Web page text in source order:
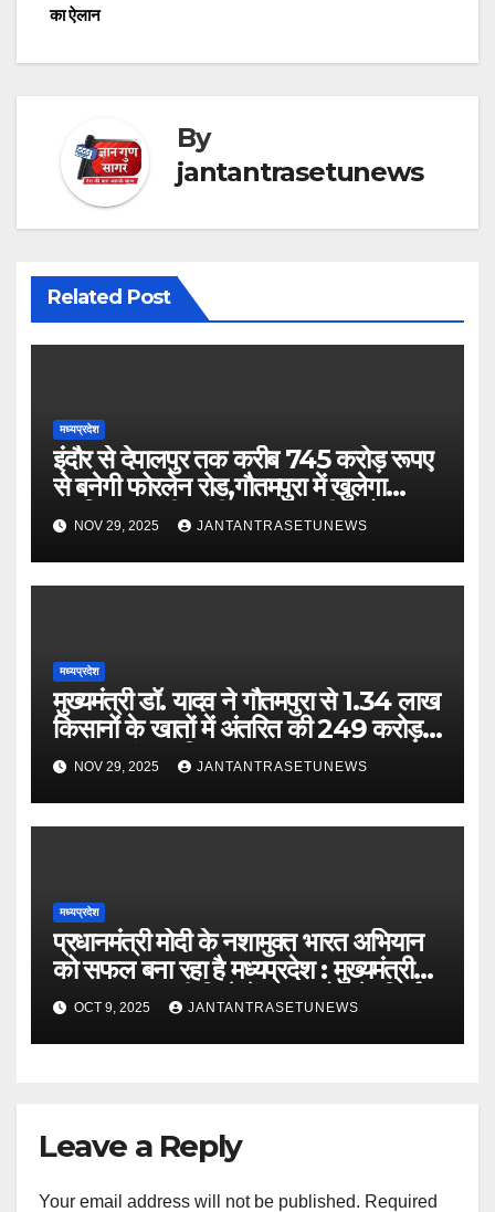
का ऐलान
By
jantantrasetunews
Related Post
मध्यप्रदेश
इंदौर से देपालपुर तक करीब 745 करोड़ रूपए
से बनेगी फोरलेन रोड,गौतमपुरा में खुलेगा
महाविद्यालय, पीएचसी अब सीएचसी में होगा
अपग्रेड
NOV 29, 2025 JANTANTRASETUNEWS
मध्यप्रदेश
मुख्यमंत्री डॉ. यादव ने गौतमपुरा से 1.34 लाख
किसानों के खातों में अंतरित की 249 करोड़
रूपए भावांतर राशि
NOV 29, 2025 JANTANTRASETUNEWS
मध्यप्रदेश
प्रधानमंत्री मोदी के नशामुक्त भारत अभियान
को सफल बना रहा है मध्यप्रदेश : मुख्यमंत्री
डॉ. यादवबड़वानी जिले में 60 करोड़ के निर्माण
कार्यों का वर्चुअली किया लोकार्पण और
शिलान्यास
OCT 9, 2025 JANTANTRASETUNEWS
Leave a Reply
Your email address will not be published. Required